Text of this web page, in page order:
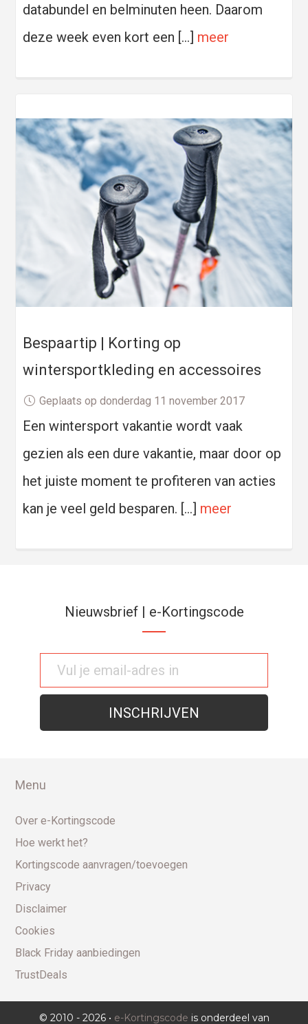
databundel en belminuten heen. Daarom
deze week even kort een […] meer
Bespaartip | Korting op
wintersportkleding en accessoires
Geplaats op donderdag 11 november 2017
Een wintersport vakantie wordt vaak
gezien als een dure vakantie, maar door op
het juiste moment te profiteren van acties
kan je veel geld besparen. […] meer
Nieuwsbrief | e-Kortingscode
Menu
Over e-Kortingscode
Hoe werkt het?
Kortingscode aanvragen/toevoegen
Privacy
Disclaimer
Cookies
Black Friday aanbiedingen
TrustDeals
© 2010 - 2026 • e-Kortingscode is onderdeel van